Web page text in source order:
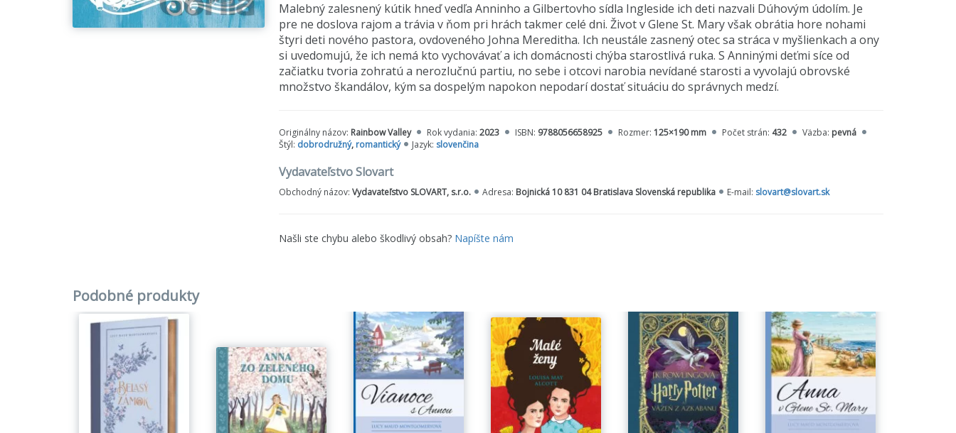
Malebný zalesnený kútik hneď vedľa Anninho a Gilbertovho sídla Ingleside ich deti nazvali Dúhovým údolím. Je
pre ne doslova rajom a trávia v ňom pri hrách takmer celé dni. Život v Glene St. Mary však obrátia hore nohami
štyri deti nového pastora, ovdoveného Johna Mereditha. Ich neustále zasnený otec sa stráca v myšlienkach a ony
si uvedomujú, že ich nemá kto vychovávať a ich domácnosti chýba starostlivá ruka. S Anninými deťmi síce od
začiatku tvoria zohratú a nerozlučnú partiu, no sebe i otcovi narobia nevídané starosti a vyvolajú obrovské
množstvo škandálov, kým sa dospelým napokon nepodarí dostať situáciu do správnych medzí.
Originálny názov: Rainbow Valley Rok vydania: 2023 ISBN: 9788056658925 Rozmer: 125×190 mm Počet strán: 432 Väzba: pevná
Štýl: dobrodružný, romantický Jazyk: slovenčina
Vydavateľstvo Slovart
Obchodný názov: Vydavateľstvo SLOVART, s.r.o. Adresa: Bojnická 10 831 04 Bratislava Slovenská republika E-mail: slovart@slovart.sk
Našli ste chybu alebo škodlivý obsah? Napíšte nám
Podobné produkty